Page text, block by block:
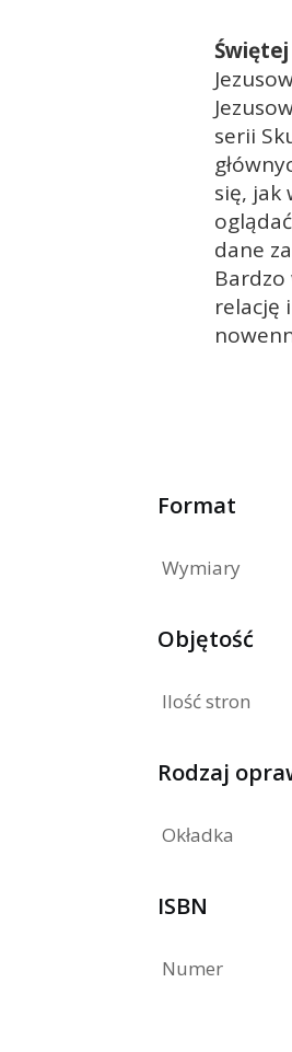
serii
się, jak
dane
relację
Format
Wymiary
Objętość
Ilość stron
Rodzaj
Okładka
ISBN
Numer